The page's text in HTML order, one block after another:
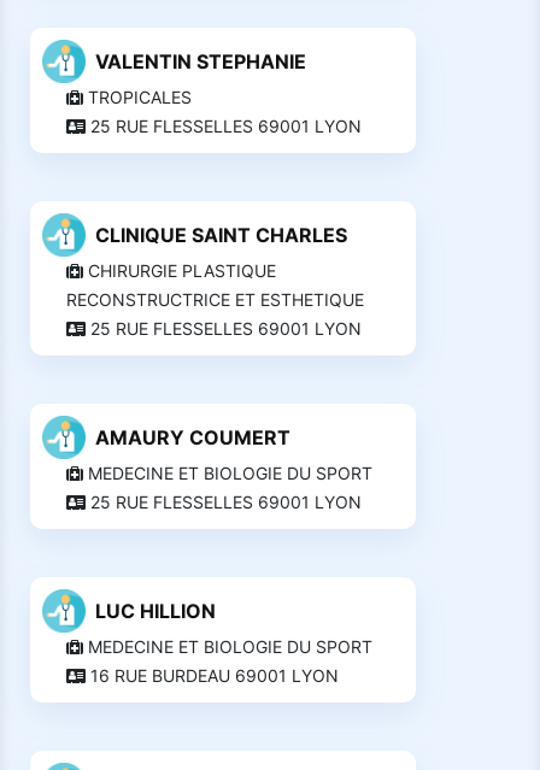
VALENTIN STEPHANIE
TROPICALES
25 RUE FLESSELLES 69001 LYON
CLINIQUE SAINT CHARLES
CHIRURGIE PLASTIQUE
RECONSTRUCTRICE ET ESTHETIQUE
25 RUE FLESSELLES 69001 LYON
AMAURY COUMERT
MEDECINE ET BIOLOGIE DU SPORT
25 RUE FLESSELLES 69001 LYON
LUC HILLION
MEDECINE ET BIOLOGIE DU SPORT
16 RUE BURDEAU 69001 LYON